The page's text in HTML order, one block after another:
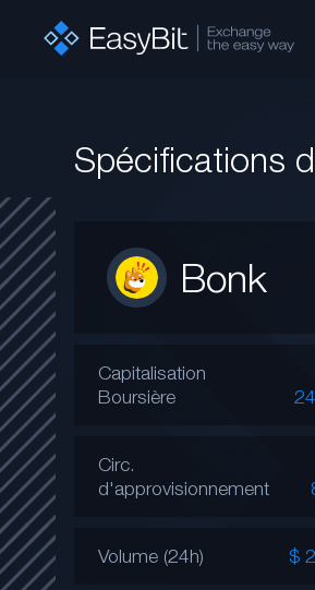
Spécifications
Bonk
Capitalisation
Boursière
Circ.
d'approvisionnement
Volume (24h) $